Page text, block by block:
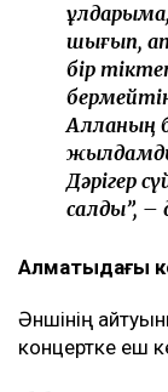
шығып,
бір
Алланың
Дәрігер
салды”, –
Алматыдағы
Әншінің
концертке еш